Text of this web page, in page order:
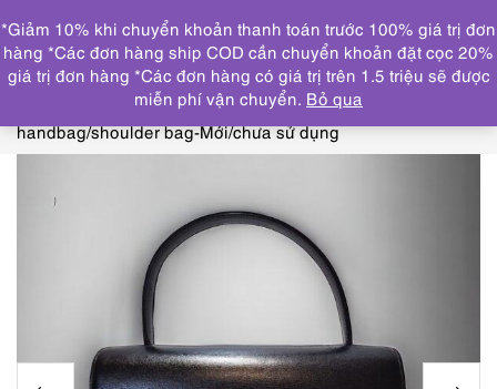
DANH MỤC
Trang chủ THƯƠNG HIỆU NỔI BẬT
OTHERS
4121-Túi xách tay/đeo chéo-CHARLES JOURDAN
handbag/shoulder bag-Mới/chưa sử dụng
*Giảm 10% khi chuyển khoản thanh toán trước 100% giá trị đơn
hàng *Các đơn hàng ship COD cần chuyển khoản đặt cọc 20%
giá trị đơn hàng *Các đơn hàng có giá trị trên 1.5 triệu sẽ được
miễn phí vận chuyển. Bỏ qua